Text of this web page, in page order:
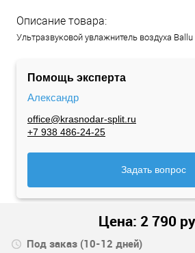
Описание товара:
Ультразвуковой увлажнитель воздуха
Помощь эксперта
Александр
office@krasnodar-split.ru
+7 938 486-24-25
Задать вопрос
Цена: 2 790
Под заказ (10-12 дней)